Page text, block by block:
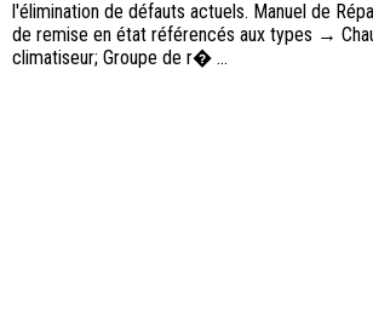
l'élimination de défauts actuels. Manuel de
de remise en état référencés aux types →
climatiseur; Groupe de r� ...